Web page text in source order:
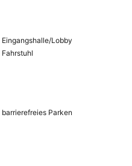
Eingangshalle/Lobby
Fahrstuhl
barrierefreies Parken